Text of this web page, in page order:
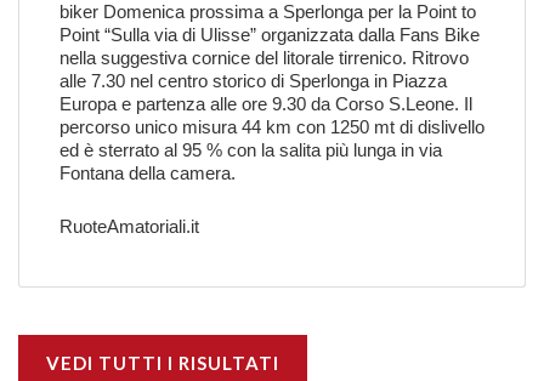
biker Domenica prossima a Sperlonga per la Point to
Point “Sulla via di Ulisse” organizzata dalla Fans Bike
nella suggestiva cornice del litorale tirrenico. Ritrovo
alle 7.30 nel centro storico di Sperlonga in Piazza
Europa e partenza alle ore 9.30 da Corso S.Leone. Il
percorso unico misura 44 km con 1250 mt di dislivello
ed è sterrato al 95 % con la salita più lunga in via
Fontana della camera.
RuoteAmatoriali.it
VEDI TUTTI I RISULTATI